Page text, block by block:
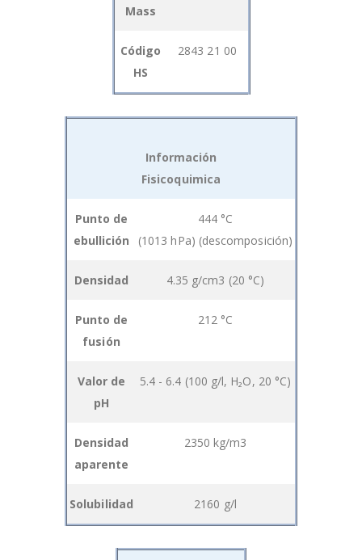
Mass
Código
HS
2843 21 00
Información
Fisicoquimica
Punto de
ebullición
444 °C
(1013 hPa) (descomposición)
Densidad 4.35 g/cm3 (20 °C)
Punto de
fusión
212 °C
Valor de
pH
5.4 - 6.4 (100 g/l, H₂O, 20 °C)
Densidad
aparente
2350 kg/m3
Solubilidad 2160 g/l